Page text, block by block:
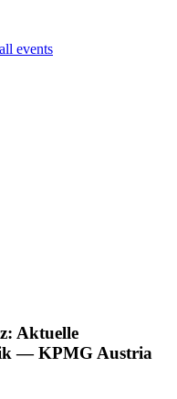
events
Aktuelle
— KPMG Austria